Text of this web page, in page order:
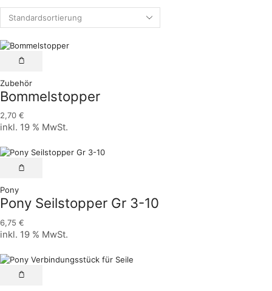
Zubehör
Bommelstopper
2,70 €
inkl. 19 % MwSt.
Pony
Pony Seilstopper Gr 3-10
6,75 €
inkl. 19 % MwSt.